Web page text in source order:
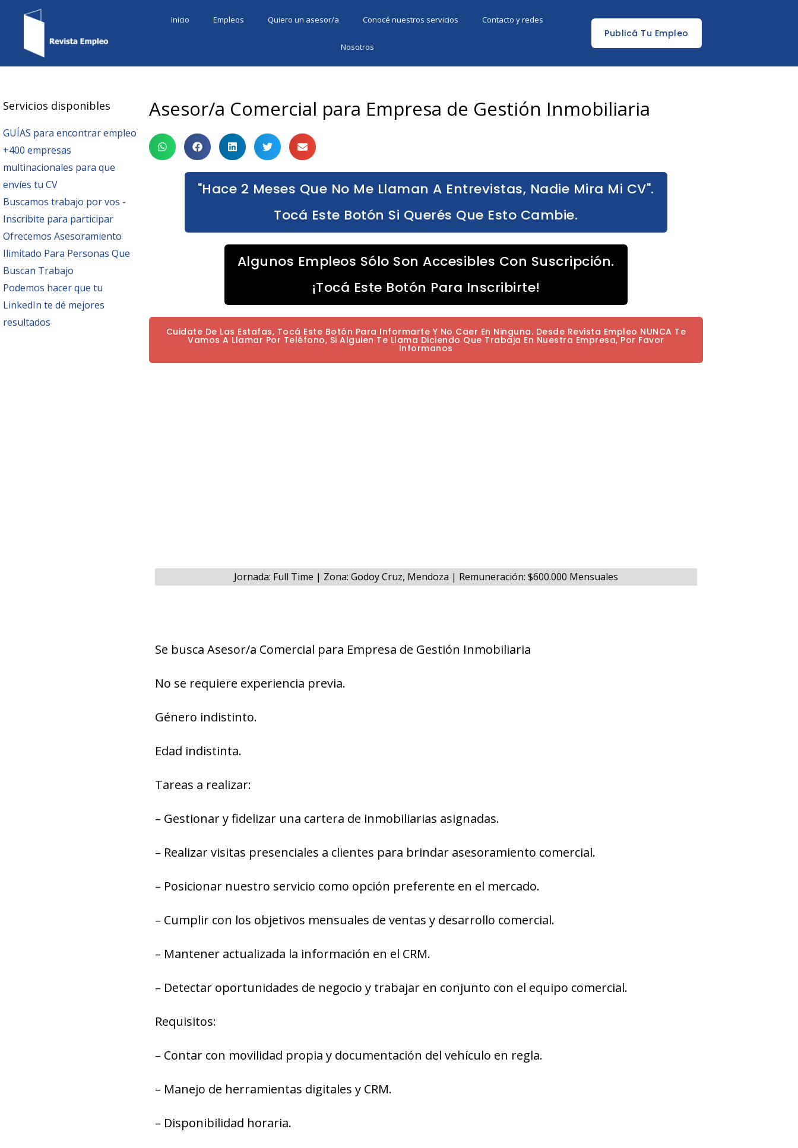
Inicio Empleos Quiero un asesor/a Conocé nuestros servicios Contacto y redes
Nosotros
Publicá Tu Empleo
Servicios disponibles
GUÍAS para encontrar empleo
+400 empresas
multinacionales para que
envíes tu CV
Buscamos trabajo por vos -
Inscribite para participar
Ofrecemos Asesoramiento
Ilimitado Para Personas Que
Buscan Trabajo
Podemos hacer que tu
LinkedIn te dé mejores
resultados
Asesor/a Comercial para Empresa de Gestión Inmobiliaria
"Hace 2 Meses Que No Me Llaman A Entrevistas, Nadie Mira Mi CV".
Tocá Este Botón Si Querés Que Esto Cambie.
Algunos Empleos Sólo Son Accesibles Con Suscripción.
¡Tocá Este Botón Para Inscribirte!
Cuidate De Las Estafas, Tocá Este Botón Para Informarte Y No Caer En Ninguna. Desde Revista Empleo NUNCA Te
Vamos A Llamar Por Teléfono, Si Alguien Te Llama Diciendo Que Trabaja En Nuestra Empresa, Por Favor
Informanos
Jornada: Full Time | Zona: Godoy Cruz, Mendoza | Remuneración: $600.000 Mensuales
Se busca Asesor/a Comercial para Empresa de Gestión Inmobiliaria
No se requiere experiencia previa.
Género indistinto.
Edad indistinta.
Tareas a realizar:
– Gestionar y fidelizar una cartera de inmobiliarias asignadas.
– Realizar visitas presenciales a clientes para brindar asesoramiento comercial.
– Posicionar nuestro servicio como opción preferente en el mercado.
– Cumplir con los objetivos mensuales de ventas y desarrollo comercial.
– Mantener actualizada la información en el CRM.
– Detectar oportunidades de negocio y trabajar en conjunto con el equipo comercial.
Requisitos:
– Contar con movilidad propia y documentación del vehículo en regla.
– Manejo de herramientas digitales y CRM.
– Disponibilidad horaria.